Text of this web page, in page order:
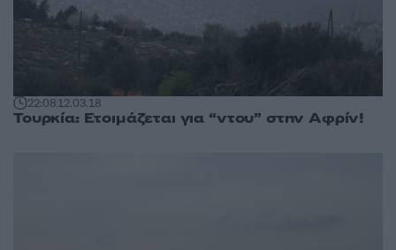
22:0812.03.18
Τουρκία: Ετοιμάζεται για “ντου” στην Αφρίν!